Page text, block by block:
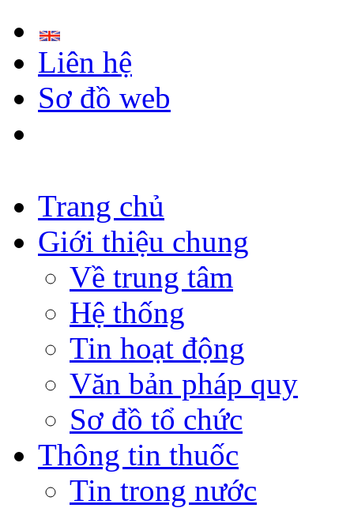
Liên hệ
Sơ đồ web
Trang chủ
Giới thiệu chung
Về trung tâm
Hệ thống
Tin hoạt động
Văn bản pháp quy
Sơ đồ tổ chức
Thông tin thuốc
Tin trong nước